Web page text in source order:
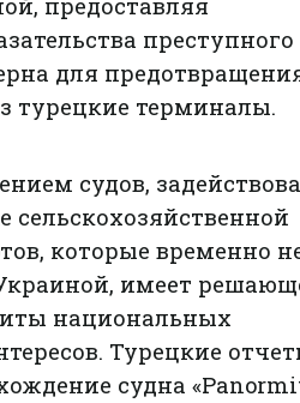
предоставляя
преступного
для
турецкие терминалы.
судов,
сельскохозяйственной
которые временно
имеет
национальных
Турецкие
судна